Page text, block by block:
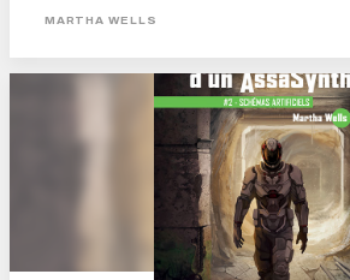
comptait pas. Tout d’abord, il se retrouve, bien
MARTHA WELLS